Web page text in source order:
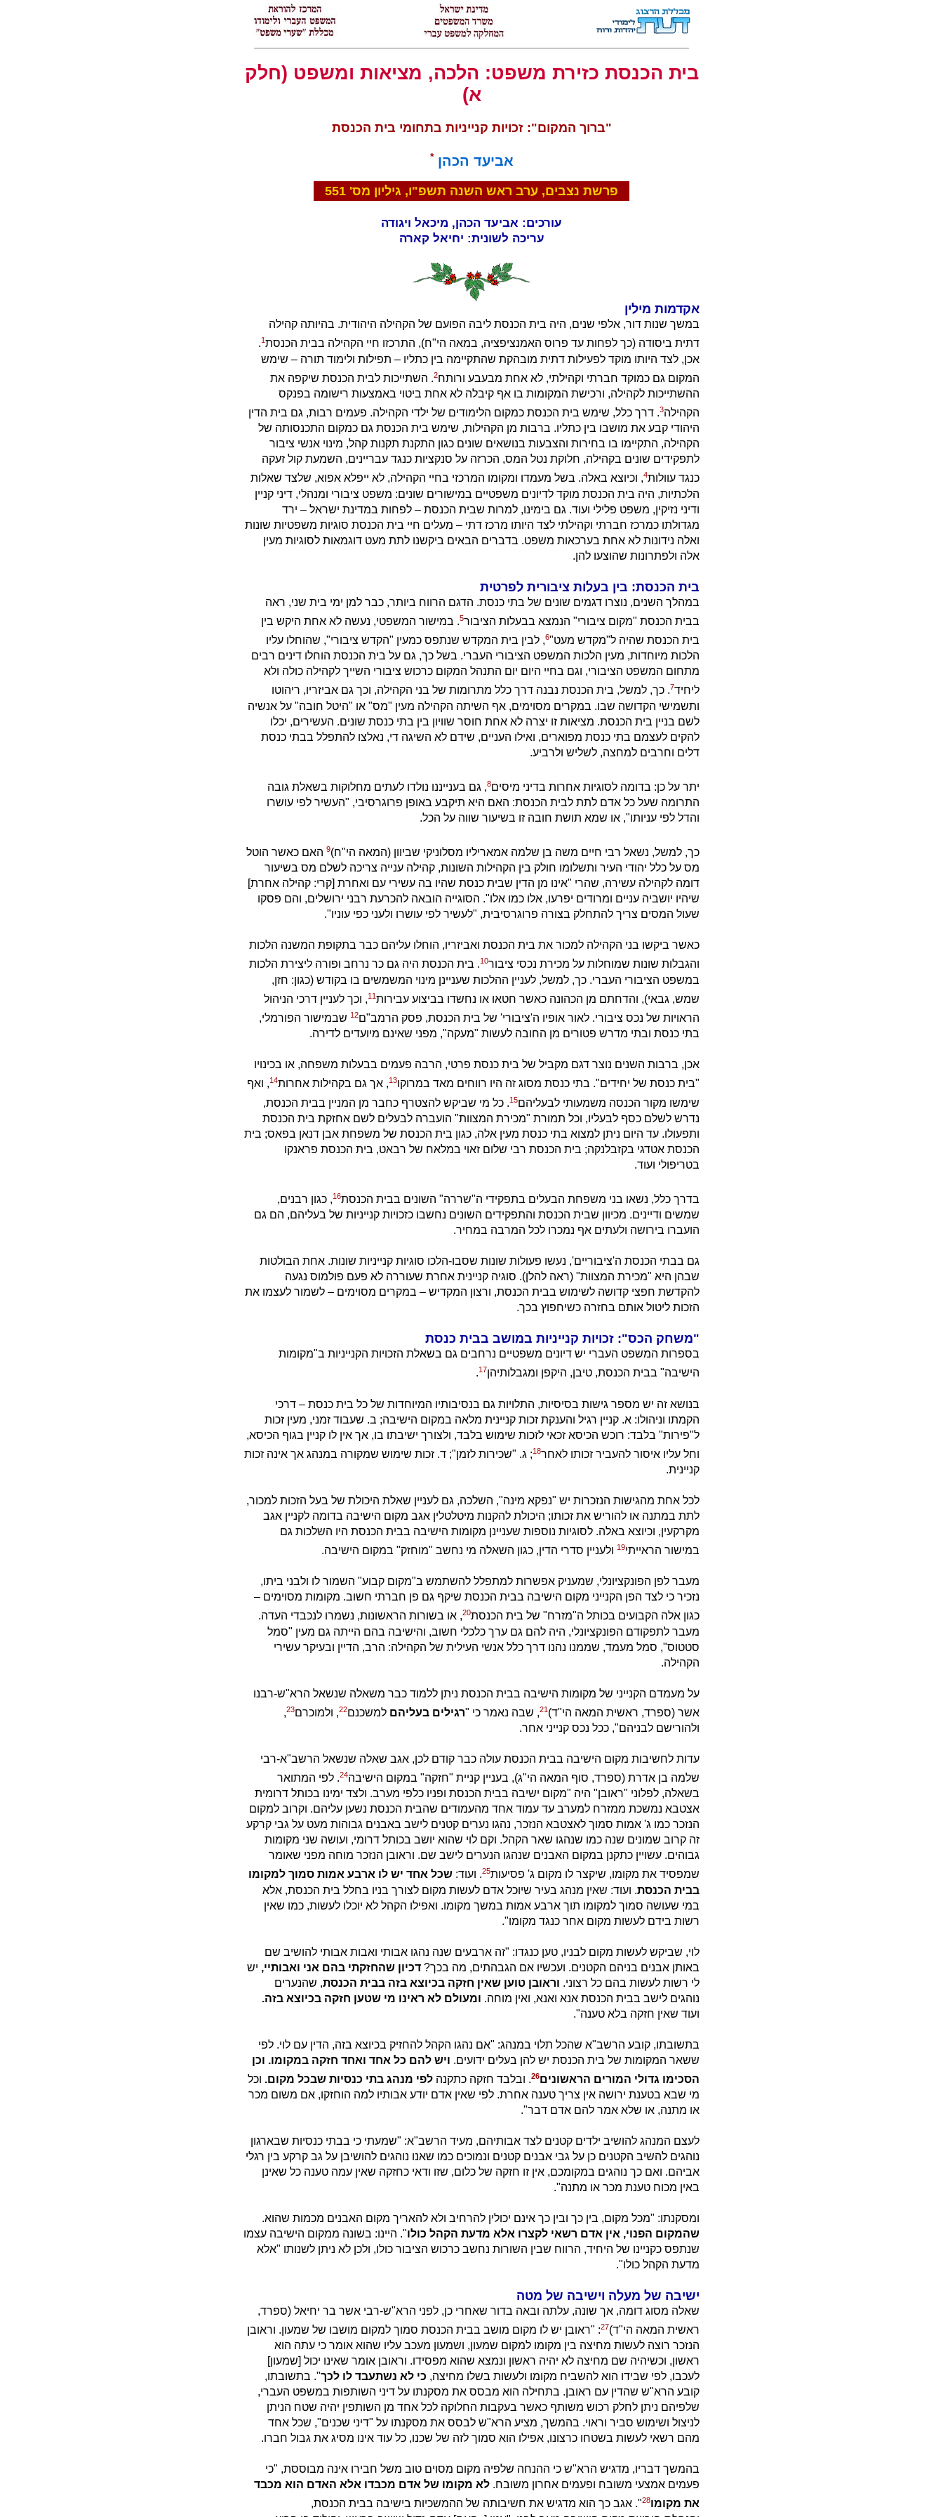
בית הכנסת כזירת משפט: הלכה, מציאות ומשפט (חלק
א)
"ברוך המקום": זכויות קנייניות בתחומי בית הכנסת
אביעד הכהן*
פרשת נצבים, ערב ראש השנה תשפ"ו, גיליון מס' 551
עורכים: אביעד הכהן, מיכאל ויגודה
עריכה לשונית: יחיאל קארה
אקדמות מילין
במשך שנות דור, אלפי שנים, היה בית הכנסת ליבה הפועם של הקהילה היהודית. בהיותה קהילה
דתית ביסודה (כך לפחות עד פרוס האמנציפציה, במאה הי"ח), התרכזו חיי הקהילה בבית הכנסת1
.
אכן, לצד היותו מוקד לפעילות דתית מובהקת שהתקיימה בין כתליו – תפילות ולימוד תורה – שימש
המקום גם כמוקד חברתי וקהילתי, לא אחת מבעבע ורותח2. השתייכות לבית הכנסת שיקפה את
ההשתייכות לקהילה, ורכישת המקומות בו אף קיבלה לא אחת ביטוי באמצעות רישומה בפנקס
הקהילה3. דרך כלל, שימש בית הכנסת כמקום הלימודים של ילדי הקהילה. פעמים רבות, גם בית הדין
היהודי קבע את מושבו בין כתליו. ברבות מן הקהילות, שימש בית הכנסת גם כמקום התכנסותה של
הקהילה, התקיימו בו בחירות והצבעות בנושאים שונים כגון התקנת תקנות קהל, מינוי אנשי ציבור
לתפקידים שונים בקהילה, חלוקת נטל המס, הכרזה על סנקציות כנגד עבריינים, השמעת קול זעקה
כנגד עוולות4, וכיוצא באלה. בשל מעמדו ומקומו המרכזי בחיי הקהילה, לא ייפלא אפוא, שלצד שאלות
הלכתיות, היה בית הכנסת מוקד לדיונים משפטיים במישורים שונים: משפט ציבורי ומנהלי, דיני קניין
ודיני נזיקין, משפט פלילי ועוד. גם בימינו, למרות שבית הכנסת – לפחות במדינת ישראל – ירד
מגדולתו כמרכז חברתי וקהילתי לצד היותו מרכז דתי – מעלים חיי בית הכנסת סוגיות משפטיות שונות
ואלה נידונות לא אחת בערכאות משפט. בדברים הבאים ביקשנו לתת מעט דוגמאות לסוגיות מעין
אלה ולפתרונות שהוצעו להן.
בית הכנסת: בין בעלות ציבורית לפרטית
במהלך השנים, נוצרו דגמים שונים של בתי כנסת. הדגם הרווח ביותר, כבר למן ימי בית שני, ראה
בבית הכנסת "מקום ציבורי" הנמצא בבעלות הציבור5. במישור המשפטי, נעשה לא אחת היקש בין
בית הכנסת שהיה ל"מקדש מעט"6, לבין בית המקדש שנתפס כמעין "הקדש ציבורי", שהוחלו עליו
הלכות מיוחדות, מעין הלכות המשפט הציבורי העברי. בשל כך, גם על בית הכנסת הוחלו דינים רבים
מתחום המשפט הציבורי, וגם בחיי היום יום התנהל המקום כרכוש ציבורי השייך לקהילה כולה ולא
ליחיד7. כך, למשל, בית הכנסת נבנה דרך כלל מתרומות של בני הקהילה, וכך גם אביזריו, ריהוטו
ותשמישי הקדושה שבו. במקרים מסוימים, אף השיתה הקהילה מעין "מס" או "היטל חובה" על אנשיה
לשם בניין בית הכנסת. מציאות זו יצרה לא אחת חוסר שוויון בין בתי כנסת שונים. העשירים, יכלו
להקים לעצמם בתי כנסת מפוארים, ואילו העניים, שידם לא השיגה די, נאלצו להתפלל בבתי כנסת
דלים וחרבים למחצה, לשליש ולרביע.
יתר על כן: בדומה לסוגיות אחרות בדיני מיסים8, גם בענייננו נולדו לעתים מחלוקות בשאלת גובה
התרומה שעל כל אדם לתת לבית הכנסת: האם היא תיקבע באופן פרוגרסיבי, "העשיר לפי עושרו
והדל לפי עניותו", או שמא תושת חובה זו בשיעור שווה על הכל.
כך, למשל, נשאל רבי חיים משה בן שלמה אמאריליו מסלוניקי שביוון (המאה הי"ח)9 האם כאשר הוטל
מס על כלל יהודי העיר ותשלומו חולק בין הקהילות השונות, קהילה ענייה צריכה לשלם מס בשיעור
דומה לקהילה עשירה, שהרי "אינו מן הדין שבית כנסת שהיו בה עשירי עם ואחרת [קרי: קהילה אחרת]
שיהיו יושביה עניים ומרודים יפרעו, אלו כמו אלו". הסוגייה הובאה להכרעת רבני ירושלים, והם פסקו
שעול המסים צריך להתחלק בצורה פרוגרסיבית, "לעשיר לפי עושרו ולעני כפי עוניו".
כאשר ביקשו בני הקהילה למכור את בית הכנסת ואביזריו, הוחלו עליהם כבר בתקופת המשנה הלכות
והגבלות שונות שמוחלות על מכירת נכסי ציבור10. בית הכנסת היה גם כר נרחב ופורה ליצירת הלכות
במשפט הציבורי העברי. כך, למשל, לעניין ההלכות שעניינן מינוי המשמשים בו בקודש (כגון: חזן,
שמש, גבאי), והדחתם מן הכהונה כאשר חטאו או נחשדו בביצוע עבירות11, וכך לעניין דרכי הניהול
הראויות של נכס ציבורי. לאור אופיו ה'ציבורי' של בית הכנסת, פסק הרמב"ם12 שבמישור הפורמלי,
בתי כנסת ובתי מדרש פטורים מן החובה לעשות "מעקה", מפני שאינם מיועדים לדירה.
אכן, ברבות השנים נוצר דגם מקביל של בית כנסת פרטי, הרבה פעמים בבעלות משפחה, או בכינויו
"בית כנסת של יחידים". בתי כנסת מסוג זה היו רווחים מאד במרוקו13, אך גם בקהילות אחרות14, ואף
שימשו מקור הכנסה משמעותי לבעליהם15. כל מי שביקש להצטרף כחבר מן המניין בבית הכנסת,
נדרש לשלם כסף לבעליו, וכל תמורת "מכירת המצוות" הועברה לבעלים לשם אחזקת בית הכנסת
ותפעולו. עד היום ניתן למצוא בתי כנסת מעין אלה, כגון בית הכנסת של משפחת אבן דנאן בפאס; בית
הכנסת אטדגי בקזבלנקה; בית הכנסת רבי שלום זאוי במלאח של רבאט, בית הכנסת פראנקו
בטריפולי ועוד.
בדרך כלל, נשאו בני משפחת הבעלים בתפקידי ה"שררה" השונים בבית הכנסת16, כגון רבנים,
שמשים ודיינים. מכיוון שבית הכנסת והתפקידים השונים נחשבו כזכויות קנייניות של בעליהם, הם גם
הועברו בירושה ולעתים אף נמכרו לכל המרבה במחיר.
גם בבתי הכנסת ה'ציבוריים', נעשו פעולות שונות שסבו-הלכו סוגיות קנייניות שונות. אחת הבולטות
שבהן היא "מכירת המצוות" (ראה להלן). סוגיה קניינית אחרת שעוררה לא פעם פולמוס נגעה
להקדשת חפצי קדושה לשימוש בבית הכנסת, ורצון המקדיש – במקרים מסוימים – לשמור לעצמו את
הזכות ליטול אותם בחזרה כשיחפוץ בכך.
"משחק הכס": זכויות קנייניות במושב בבית כנסת
בספרות המשפט העברי יש דיונים משפטיים נרחבים גם בשאלת הזכויות הקנייניות ב"מקומות
הישיבה" בבית הכנסת, טיבן, היקפן ומגבלותיהן17
.
בנושא זה יש מספר גישות בסיסיות, התלויות גם בנסיבותיו המיוחדות של כל בית כנסת – דרכי
הקמתו וניהולו: א. קניין רגיל והענקת זכות קניינית מלאה במקום הישיבה; ב. שעבוד זמני, מעין זכות
ל"פירות" בלבד: רוכש הכיסא זכאי לזכות שימוש בלבד, ולצורך ישיבתו בו, אך אין לו קניין בגוף הכיסא,
וחל עליו איסור להעביר זכותו לאחר18; ג. "שכירות לזמן"; ד. זכות שימוש שמקורה במנהג אך אינה זכות
קניינית.
לכל אחת מהגישות הנזכרות יש "נפקא מינה", השלכה, גם לעניין שאלת היכולת של בעל הזכות למכור,
לתת במתנה או להוריש את זכותו; היכולת להקנות מיטלטלין אגב מקום הישיבה בדומה לקניין אגב
מקרקעין, וכיוצא באלה. לסוגיות נוספות שעניינן מקומות הישיבה בבית הכנסת היו השלכות גם
במישור הראייתי19 ולעניין סדרי הדין, כגון השאלה מי נחשב "מוחזק" במקום הישיבה.
מעבר לפן הפונקציונלי, שמעניק אפשרות למתפלל להשתמש ב"מקום קבוע" השמור לו ולבני ביתו,
נזכיר כי לצד הפן הקנייני מקום הישיבה בבית הכנסת שיקף גם פן חברתי חשוב. מקומות מסוימים –
כגון אלה הקבועים בכותל ה"מזרח" של בית הכנסת20, או בשורות הראשונות, נשמרו לנכבדי העדה.
מעבר לתפקודם הפונקציונלי, היה להם גם ערך כלכלי חשוב, והישיבה בהם הייתה גם מעין "סמל
סטטוס", סמל מעמד, שממנו נהנו דרך כלל אנשי העילית של הקהילה: הרב, הדיין ובעיקר עשירי
הקהילה.
על מעמדם הקנייני של מקומות הישיבה בבית הכנסת ניתן ללמוד כבר משאלה שנשאל הרא"ש-רבנו
אשר (ספרד, ראשית המאה הי"ד) 21, שבה נאמר כי "רגילים בעליהם למשכנם22, ולמוכרם23
,
ולהורישם לבניהם", ככל נכס קנייני אחר.
עדות לחשיבות מקום הישיבה בבית הכנסת עולה כבר קודם לכן, אגב שאלה שנשאל הרשב"א-רבי
שלמה בן אדרת (ספרד, סוף המאה הי"ג), בעניין קניית "חזקה" במקום הישיבה24. לפי המתואר
בשאלה, לפלוני "ראובן" היה "מקום ישיבה בבית הכנסת ופניו כלפי מערב. ולצד ימינו בכותל דרומית
אצטבא נמשכת ממזרח למערב עד עמוד אחד מהעמודים שהבית הכנסת נשען עליהם. וקרוב למקום
הנזכר כמו ג' אמות סמוך לאצטבא הנזכר, נהגו נערים קטנים לישב באבנים גבוהות מעט על גבי קרקע
זה קרוב שמונים שנה כמו שנהגו שאר הקהל. וקם לוי שהוא יושב בכותל דרומי, ועושה שני מקומות
גבוהים. עשויין כתקנן במקום האבנים שנהגו הנערים לישב שם. וראובן הנזכר מוחה מפני שאומר
שמפסיד את מקומו, שיקצר לו מקום ג' פסיעות25. ועוד: שכל אחד יש לו ארבע אמות סמוך למקומו
בבית הכנסת. ועוד: שאין מנהג בעיר שיוכל אדם לעשות מקום לצורך בניו בחלל בית הכנסת, אלא
במי שעושה סמוך למקומו תוך ארבע אמות במשך מקומו. ואפילו הקהל לא יוכלו לעשות, כמו שאין
רשות בידם לעשות מקום אחר כנגד מקומו".
לוי, שביקש לעשות מקום לבניו, טען כנגדו: "זה ארבעים שנה נהגו אבותי ואבות אבותי להושיב שם
באותן אבנים בניהם הקטנים. ועכשיו אם הגבהתים, מה בכך? דכיון שהחזקתי בהם אני ואבותיי, יש
לי רשות לעשות בהם כל רצוני. וראובן טוען שאין חזקה בכיוצא בזה בבית הכנסת, שהנערים
נוהגים לישב בבית הכנסת אנא ואנא, ואין מוחה. ומעולם לא ראינו מי שטען חזקה בכיוצא בזה.
ועוד שאין חזקה בלא טענה".
בתשובתו, קובע הרשב"א שהכל תלוי במנהג: "אם נהגו הקהל להחזיק בכיוצא בזה, הדין עם לוי. לפי
ששאר המקומות של בית הכנסת יש להן בעלים ידועים. ויש להם כל אחד ואחד חזקה במקומו. וכן
הסכימו גדולי המורים הראשונים26. ובלבד חזקה כתקנה לפי מנהג בתי כנסיות שבכל מקום. וכל
מי שבא בטענת ירושה אין צריך טענה אחרת. לפי שאין אדם יודע אבותיו למה הוחזקו, אם משום מכר
או מתנה, או שלא אמר להם אדם דבר".
לעצם המנהג להושיב ילדים קטנים לצד אבותיהם, מעיד הרשב"א: "שמעתי כי בבתי כנסיות שבארגון
נוהגים להשיב הקטנים כן על גבי אבנים קטנים ונמוכים כמו שאנו נוהגים להושיבן על גב קרקע בין רגלי
אביהם. ואם כך נוהגים במקומכם, אין זו חזקה של כלום, שזו ודאי כחזקה שאין עמה טענה כל שאינן
באין מכוח טענת מכר או מתנה".
ומסקנתו: "מכל מקום, בין כך ובין כך אינם יכולין להרחיב ולא להאריך מקום האבנים מכמות שהוא.
שהמקום הפנוי, אין אדם רשאי לקצרו אלא מדעת הקהל כולו". היינו: בשונה ממקום הישיבה עצמו
שנתפס כקניינו של היחיד, הרווח שבין השורות נחשב כרכוש הציבור כולו, ולכן לא ניתן לשנותו "אלא
מדעת הקהל כולו".
ישיבה של מעלה וישיבה של מטה
שאלה מסוג דומה, אך שונה, עלתה ובאה בדור שאחרי כן, לפני הרא"ש-רבי אשר בר יחיאל (ספרד,
ראשית המאה הי"ד)27: "ראובן יש לו מקום מושב בבית הכנסת סמוך למקום מושבו של שמעון. וראובן
הנזכר רוצה לעשות מחיצה בין מקומו למקום שמעון, ושמעון מעכב עליו שהוא אומר כי עתה הוא
ראשון, וכשיהיה שם מחיצה לא יהיה ראשון ונמצא שהוא מפסידו. וראובן אומר שאינו יכול [שמעון]
לעכבו, לפי שבידו הוא להשביח מקומו ולעשות בשלו מחיצה, כי לא נשתעבד לו לכך". בתשובתו,
קובע הרא"ש שהדין עם ראובן. בתחילה הוא מבסס את מסקנתו על דיני השותפות במשפט העברי,
שלפיהם ניתן לחלק רכוש משותף כאשר בעקבות החלוקה לכל אחד מן השותפין יהיה שטח הניתן
לניצול ושימוש סביר וראוי. בהמשך, מציע הרא"ש לבסס את מסקנתו על "דיני שכנים", שכל אחד
מהם רשאי לעשות בשטחו כרצונו, אפילו הוא סמוך לזה של שכנו, כל עוד אינו מסיג את גבול חברו.
בהמשך דבריו, מדגיש הרא"ש כי ההנחה שלפיה מקום מסוים טוב משל חבירו אינה מבוססת, "כי
פעמים אמצעי משובח ופעמים אחרון משובח. לא מקומו של אדם מכבדו אלא האדם הוא מכבד
את מקומו28". אגב כך הוא מדגיש את חשיבותה של ההמשכיות בישיבה בבית הכנסת,